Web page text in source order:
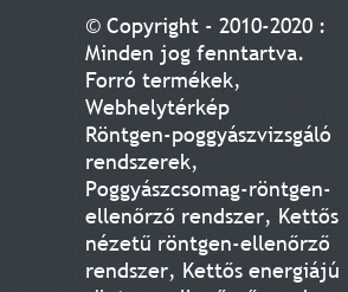
© Copyright - 2010-2020 :
Minden jog fenntartva.
Forró termékek,
Webhelytérkép
Röntgen-poggyászvizsgáló
rendszerek,
Poggyászcsomag-röntgen-
ellenőrző rendszer, Kettős
nézetű röntgen-ellenőrző
rendszer, Kettős energiájú